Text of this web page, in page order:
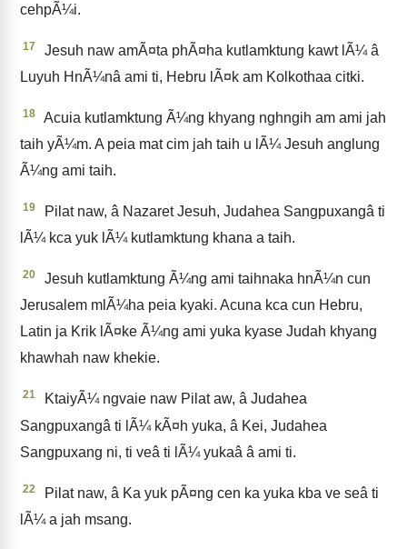
cehpÃ¼i.
17
Jesuh naw amÃ¤ta phÃ¤ha kutlamktung kawt lÃ¼ â
Luyuh HnÃ¼nâ ami ti, Hebru lÃ¤k am Kolkothaa citki.
18
Acuia kutlamktung Ã¼ng khyang nghngih am ami jah
taih yÃ¼m. A peia mat cim jah taih u lÃ¼ Jesuh anglung
Ã¼ng ami taih.
19
Pilat naw, â Nazaret Jesuh, Judahea Sangpuxangâ ti
lÃ¼ kca yuk lÃ¼ kutlamktung khana a taih.
20
Jesuh kutlamktung Ã¼ng ami taihnaka hnÃ¼n cun
Jerusalem mlÃ¼ha peia kyaki. Acuna kca cun Hebru,
Latin ja Krik lÃ¤ke Ã¼ng ami yuka kyase Judah khyang
khawhah naw khekie.
21
KtaiyÃ¼ ngvaie naw Pilat aw, â Judahea
Sangpuxangâ ti lÃ¼ kÃ¤h yuka, â Kei, Judahea
Sangpuxang ni, ti veâ ti lÃ¼ yukaâ â ami ti.
22
Pilat naw, â Ka yuk pÃ¤ng cen ka yuka kba ve seâ ti
lÃ¼ a jah msang.